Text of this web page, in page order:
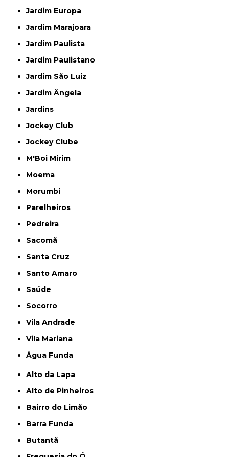
Jardim Europa
Jardim Marajoara
Jardim Paulista
Jardim Paulistano
Jardim São Luiz
Jardim Ângela
Jardins
Jockey Club
Jockey Clube
M'Boi Mirim
Moema
Morumbi
Parelheiros
Pedreira
Sacomã
Santa Cruz
Santo Amaro
Saúde
Socorro
Vila Andrade
Vila Mariana
Água Funda
Alto da Lapa
Alto de Pinheiros
Bairro do Limão
Barra Funda
Butantã